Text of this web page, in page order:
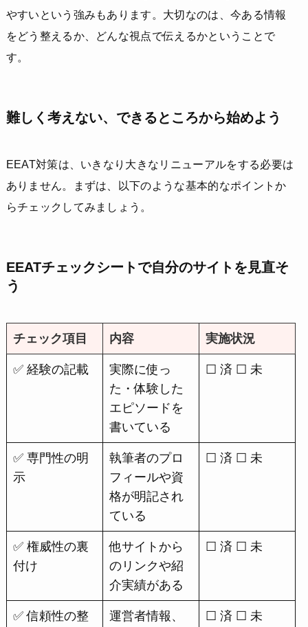
やすいという強みもあります。大切なのは、今ある情報
をどう整えるか、どんな視点で伝えるかということで
す。
難しく考えない、できるところから始めよう
EEAT対策は、いきなり大きなリニューアルをする必要は
ありません。まずは、以下のような基本的なポイントか
らチェックしてみましょう。
EEATチェックシートで自分のサイトを見直そ
う
チェック項目 内容 実施状況
✅ 経験の記載
実際に使っ
た・体験した
エピソードを
書いている
☐ 済 ☐ 未
✅ 専門性の明
示
執筆者のプロ
フィールや資
格が明記され
ている
☐ 済 ☐ 未
✅ 権威性の裏
付け
他サイトから
のリンクや紹
介実績がある
☐ 済 ☐ 未
✅ 信頼性の整
運営者情報、
☐ 済 ☐ 未